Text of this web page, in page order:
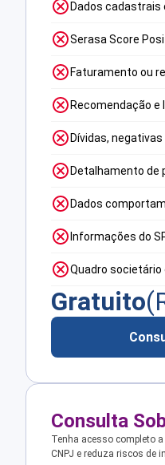
Dados
Serasa Score
Faturamento ou
Recomendação
Dívidas,
Detalhamento de
Dados
Informações do
Quadro
Gratuito
Consulta
Tenha acesso completo
CNPJ e reduza riscos de